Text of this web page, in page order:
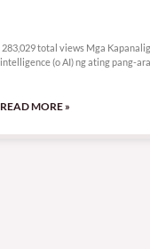
283,029 total views Mga
intelligence (o AI) ng ating pang-
READ MORE »